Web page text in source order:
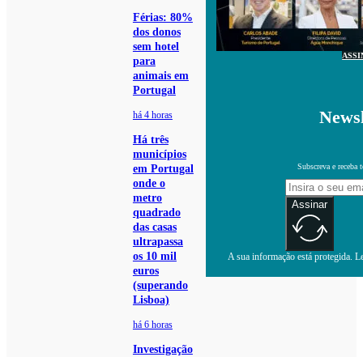
Férias: 80%
dos donos
sem hotel
para
animais em
Portugal
há 4 horas
Há três
municípios
em Portugal
onde o
metro
quadrado
das casas
ultrapassa
os 10 mil
euros
(superando
Lisboa)
há 6 horas
Investigação
Subscreva e receba
Assinar
A sua informação está protegida.